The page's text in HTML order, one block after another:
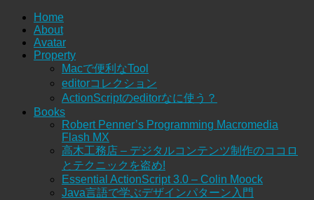
Home
About
Avatar
Property
Macで便利なTool
editorコレクション
ActionScriptのeditorなに使う？
Books
Robert Penner’s Programming Macromedia
Flash MX
高木工務店 – デジタルコンテンツ制作のココロ
とテクニックを盗め!
Essential ActionScript 3.0 – Colin Moock
Java言語で学ぶデザインパターン入門